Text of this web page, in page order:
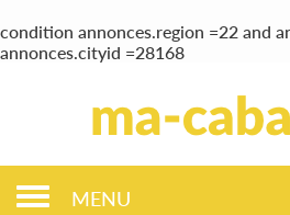
condition annonces.region =22 and
annonces.cityid =28168
MENU